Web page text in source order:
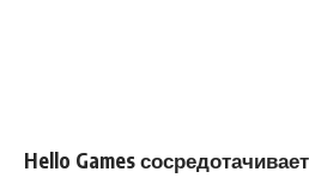
Hello Games